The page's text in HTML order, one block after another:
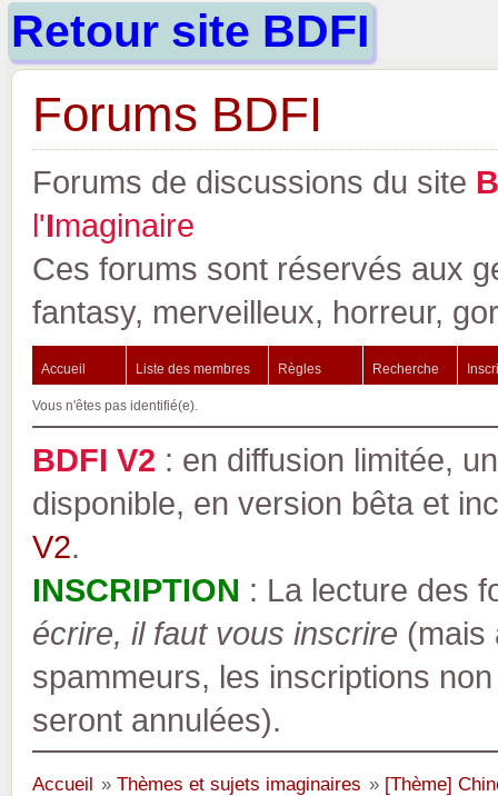
Retour site BDFI
Forums BDFI
Forums de discussions du site B
l'Imaginaire
Ces forums sont réservés aux
fantasy, merveilleux, horreur,
Accueil Liste des membres Règles Recherche
Vous n'êtes pas identifié(e).
BDFI V2 : en diffusion limitée,
disponible, en version bêta et
V2.
INSCRIPTION : La lecture des
écrire, il faut vous inscrire (mais
spammeurs, les inscriptions
seront annulées).
Accueil » Thèmes et sujets imaginaires » [Thème]